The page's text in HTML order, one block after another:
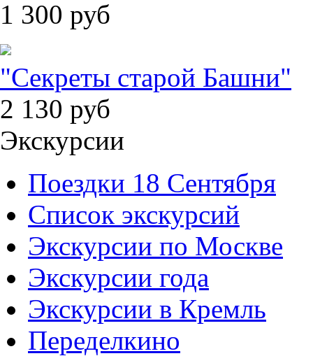
1 300 руб
"Секреты старой Башни"
2 130 руб
Экскурсии
Поездки 18 Сентября
Список экскурсий
Экскурсии по Москве
Экскурсии года
Экскурсии в Кремль
Переделкино